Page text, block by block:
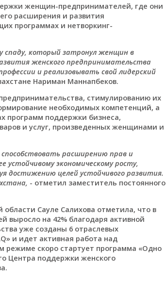
женщин-предпринимателей, где они
расширения и развития
программах и нетворкинг-
спаду, который затронул женщин в
женского предпринимательства
и реализовывать свой лидерский
Нариман Маннапбеков.
стимулированию их
необходимых компетенций, а
программ поддержки бизнеса,
и услуг, произведенных женщинами и
расширению прав и
экономическому росту,
достижению целей устойчивого развития.
- отметил заместитель постоянного
Сауле Салихова отметила, что в
выросло на 42% благодаря активной
уже созданы 6 отраслевых
и идет активная работа над
режиме скоро стартует программа «Одно
Центра поддержки женского